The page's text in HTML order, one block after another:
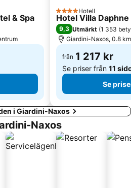
& Spa 4 Stjärnor
Hotell
Hotel Villa Daphne
9,3 Utmärkt (1 353
Giardini-Naxos, 0.8
från 1 217 kr
Se priser från 11
Se
i Giardini-Naxos
Naxos